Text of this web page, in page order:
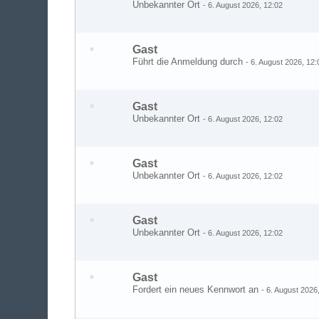
Unbekannter Ort-6. August 2026, 12:02
Gast
Führt die Anmeldung durch-6. August 2026,
Gast
Unbekannter Ort-6. August 2026, 12:02
Gast
Unbekannter Ort-6. August 2026, 12:02
Gast
Unbekannter Ort-6. August 2026, 12:02
Gast
Fordert ein neues Kennwort an-6. August